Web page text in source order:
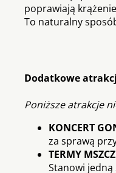
poprawiają
To naturalny
Dodatkowe
Poniższe atrakcje
KONCERT
za sprawą
TERMY
Stanowi jedną